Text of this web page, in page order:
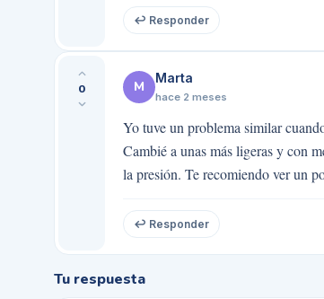
↩ Responder
0 M
Marta
hace 2 meses
Yo tuve un problema similar
Cambié a unas más ligeras y con
la presión. Te recomiendo ver un
↩ Responder
Tu respuesta